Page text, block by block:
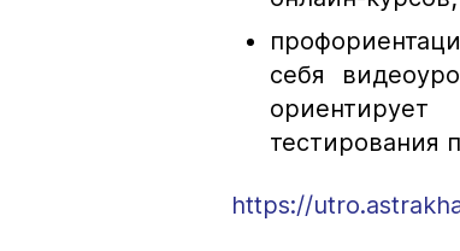
себя
тестирования
https://